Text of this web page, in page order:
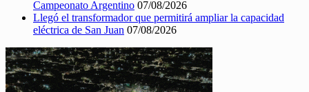
Campeonato Argentino 07/08/2026
Llegó el transformador que permitirá ampliar la capacidad
eléctrica de San Juan 07/08/2026